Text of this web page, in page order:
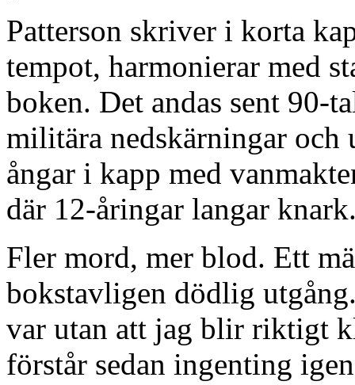
Patterson skriver i korta
tempot, harmonierar med
boken. Det andas sent 90-
militära nedskärningar och
ångar i kapp med
där 12-åringar langar
Fler mord, mer blod. Ett
bokstavligen dödlig
var utan att jag blir riktigt
förstår sedan ingenting